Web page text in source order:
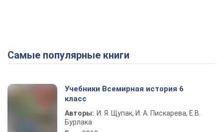
Самые популярные книги
Учебники Всемирная история 6
класс
Авторы: И. Я. Щупак, И. А. Пискарева, Е.В.
Бурлака